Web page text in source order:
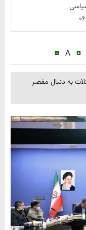
A
به دنبال مقصر